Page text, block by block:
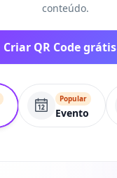
conteúdo.
Criar QR Code grátis
Popular
Evento